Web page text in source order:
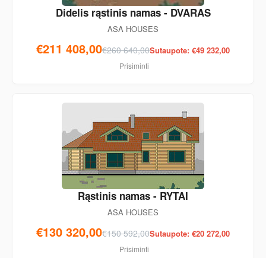
Didelis rąstinis namas - DVARAS
ASA HOUSES
€211 408,00€260 640,00Sutaupote: €49 232,00
Prisiminti
Rąstinis namas - RYTAI
ASA HOUSES
€130 320,00€150 592,00Sutaupote: €20 272,00
Prisiminti